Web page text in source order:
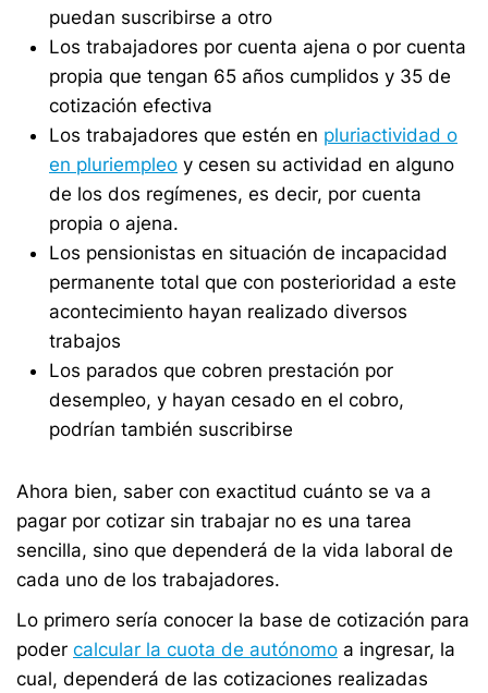
puedan suscribirse a otro
Los trabajadores por cuenta ajena o por cuenta
propia que tengan 65 años cumplidos y 35 de
cotización efectiva
Los trabajadores que estén en pluriactividad o
en pluriempleo y cesen su actividad en alguno
de los dos regímenes, es decir, por cuenta
propia o ajena.
Los pensionistas en situación de incapacidad
permanente total que con posterioridad a este
acontecimiento hayan realizado diversos
trabajos
Los parados que cobren prestación por
desempleo, y hayan cesado en el cobro,
podrían también suscribirse
Ahora bien, saber con exactitud cuánto se va a
pagar por cotizar sin trabajar no es una tarea
sencilla, sino que dependerá de la vida laboral de
cada uno de los trabajadores.
Lo primero sería conocer la base de cotización para
poder calcular la cuota de autónomo a ingresar, la
cual, dependerá de las cotizaciones realizadas